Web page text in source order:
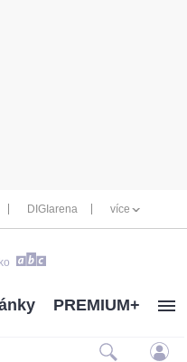
DIGIarena více
PREMIUM+